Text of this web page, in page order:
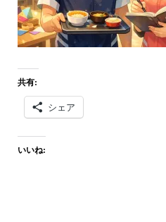
共有:
シェア
いいね: